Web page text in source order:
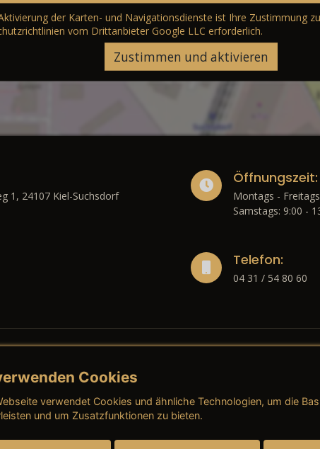
der Karten- und Navigationsdienste ist Ihre Zustimmung
vom Drittanbieter Google LLC erforderlich.
Zustimmen und aktivieren
1, 24107 Kiel-Suchsdorf
Öffnungszeit:
Montags -
Samstags: 9:00 -
Telefon:
04 31 / 54 80 60
Rechtliches
→ Impressum
→ AGB (Neuwagen)
Cookies
verwendet Cookies und ähnliche Technologien, um die
und um Zusatzfunktionen zu bieten.